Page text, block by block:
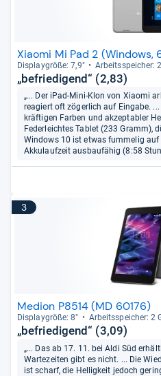
Xiaomi Mi Pad 2 (Windows,
Dis­play­größe: 7,9" Arbeitsspei­cher:
„befriedigend“ (2,83)
„... Der iPad-Mini-Klon von Xiaomi
reagiert oft zögerlich auf Eingabe.
kräftigen Farben und akzeptabler
Federleichtes Tablet (233 Gramm),
Windows 10 ist etwas fummelig auf
Akkulaufzeit ausbaufähig (8:58
3
Medion P8514 (MD 60176)
Dis­play­größe: 8" Arbeitsspei­cher: 2
„befriedigend“ (3,09)
„... Das ab 17. 11. bei Aldi Süd
Wartezeiten gibt es nicht. ... Die
ist scharf, die Helligkeit jedoch